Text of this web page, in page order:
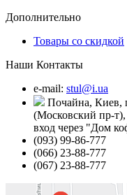
Дополнительно
Товары со скидкой
Наши Контакты
e-mail: stul@i.ua
Почайна, Киев,
(Московский пр-т),
вход через "Дом
(093) 99-86-777
(066) 23-88-777
(067) 23-88-777